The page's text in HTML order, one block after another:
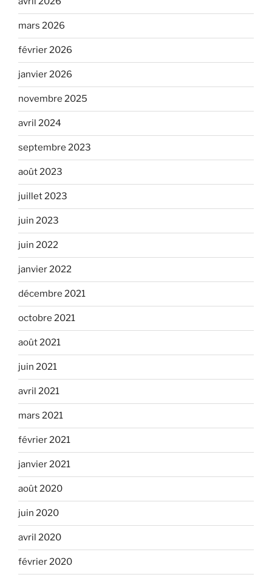
mars 2026
février 2026
janvier 2026
novembre 2025
avril 2024
septembre 2023
août 2023
juillet 2023
juin 2023
juin 2022
janvier 2022
décembre 2021
octobre 2021
août 2021
juin 2021
avril 2021
mars 2021
février 2021
janvier 2021
août 2020
juin 2020
avril 2020
février 2020